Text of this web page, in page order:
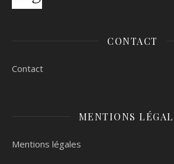
CONTACT
Contact
MENTIONS
Mentions légales